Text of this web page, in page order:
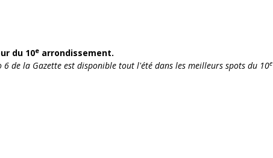
du 10e arrondissement.
6 de la Gazette est disponible tout l'été dans les meilleurs spots du 10e